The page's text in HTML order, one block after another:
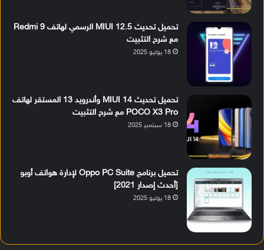
تحميل تحديث MIUI 12.5 الرسمي لهاتف Redmi 9
مع شرح التثبيت
18 يوليو 2025
تحميل تحديث MIUI 14 وأندرويد 13 المستقر لهاتف
POCO X3 Pro مع شرح التثبيت
18 سبتمبر 2025
تحميل برنامج Oppo PC Suite لإدارة هواتف أوبو
[أحدث إصدار 2021]
18 يوليو 2025